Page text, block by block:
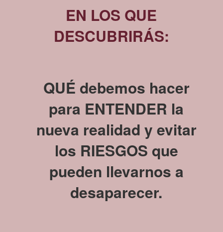
EN LOS QUE
DESCUBRIRÁS:
QUÉ debemos hacer
para ENTENDER la
nueva realidad y evitar
los RIESGOS que
pueden llevarnos a
desaparecer.